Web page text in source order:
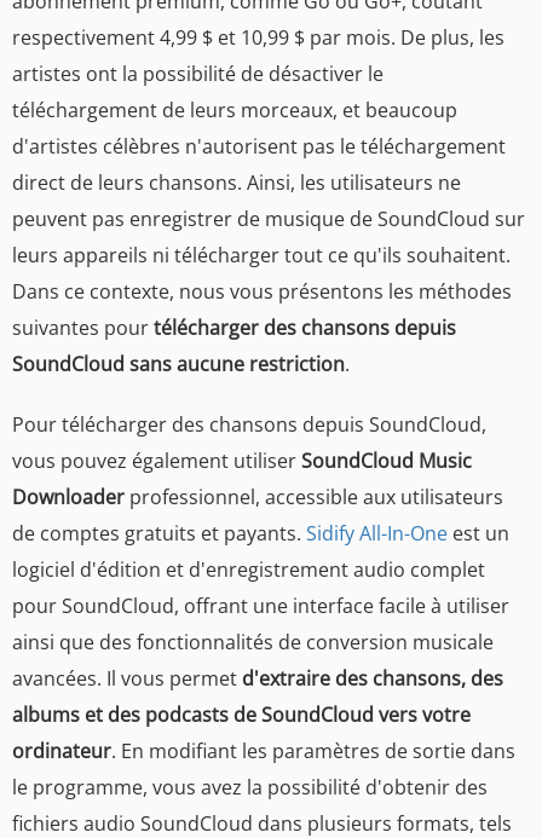
respectivement 4,99 $ et 10,99 $ par mois. De plus, les
artistes ont la possibilité de désactiver le
téléchargement de leurs morceaux, et beaucoup
d'artistes célèbres n'autorisent pas le téléchargement
direct de leurs chansons. Ainsi, les utilisateurs ne
peuvent pas enregistrer de musique de SoundCloud sur
leurs appareils ni télécharger tout ce qu'ils souhaitent.
Dans ce contexte, nous vous présentons les méthodes
suivantes pourtélécharger des chansons depuis
SoundCloud sans aucune restriction.
Pour télécharger des chansons depuis SoundCloud,
vous pouvez également utiliserSoundCloud Music
Downloader professionnel, accessible aux utilisateurs
de comptes gratuits et payants. Sidify All-In-One est un
logiciel d'édition et d'enregistrement audio complet
pour SoundCloud, offrant une interface facile à utiliser
ainsi que des fonctionnalités de conversion musicale
avancées. Il vous permet d'extraire des chansons, des
albums et des podcasts de SoundCloud vers votre
ordinateur. En modifiant les paramètres de sortie dans
le programme, vous avez la possibilité d'obtenir des
fichiers audio SoundCloud dans plusieurs formats, tels